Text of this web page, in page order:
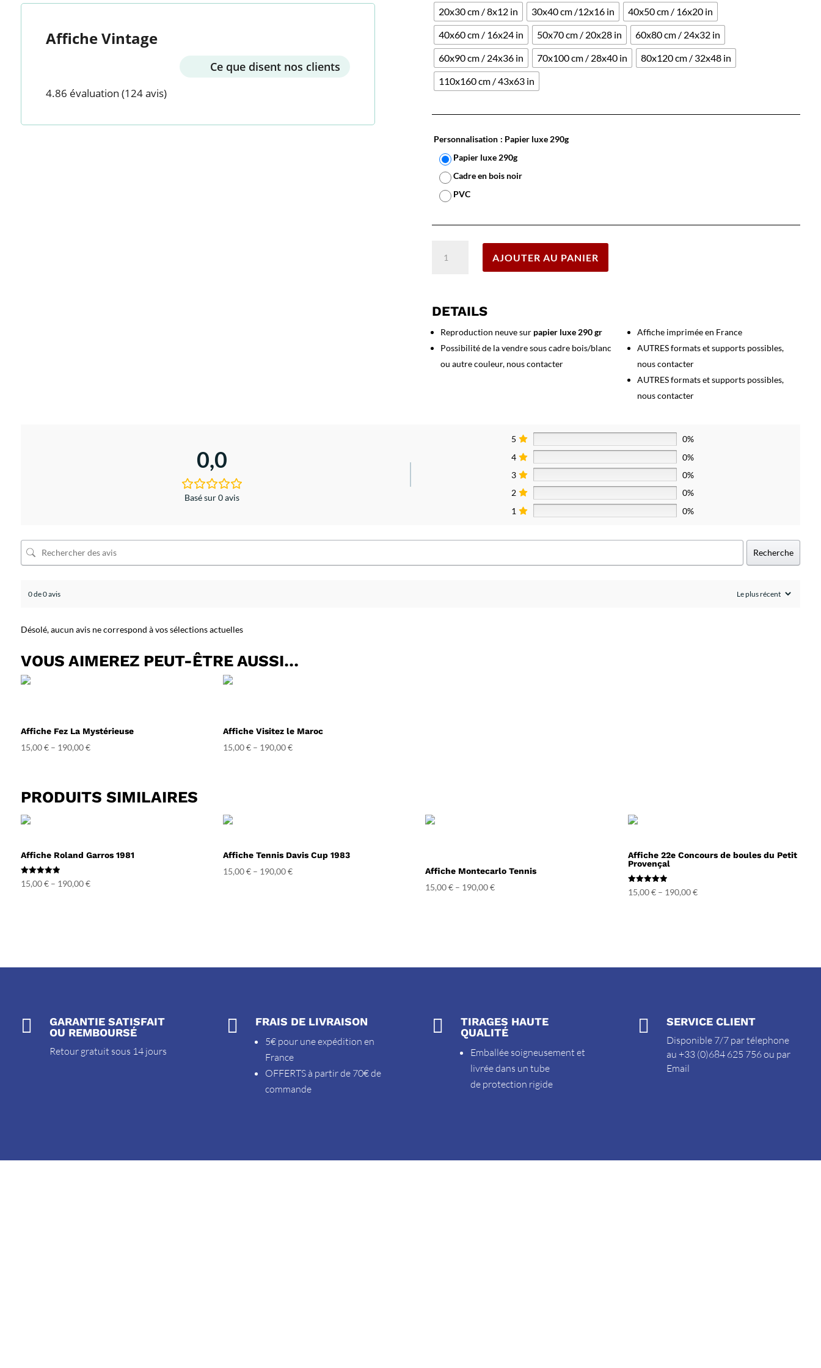
Affiche Vintage
Ce que disent nos clients
4.86 évaluation (124 avis)
20x30 cm / 8x12 in 30x40 cm /12x16 in
40x50 cm / 16x20 in
40x60 cm / 16x24 in
50x70 cm / 20x28 in
60x80 cm / 24x32 in
60x90 cm / 24x36 in
70x100 cm / 28x40 in
80x120 cm / 32x48 in
110x160 cm / 43x63 in
Personnalisation : Papier luxe 290g
Papier luxe 290g
Cadre en bois noir
PVC
AJOUTER AU PANIER
DETAILS
Reproduction neuve sur papier luxe 290 gr
Possibilité de la vendre sous cadre bois/blanc
ou autre couleur, nous contacter
Affiche imprimée en France
AUTRES formats et supports possibles,
nous contacter
AUTRES formats et supports possibles,
nous contacter
0,0
Basé sur 0 avis
5
0%
4
0%
3
0%
2
0%
1
0%
Recherche
0 de 0 avis
Désolé, aucun avis ne correspond à vos sélections actuelles
VOUS AIMEREZ PEUT-ÊTRE AUSSI…
Affiche Fez La Mystérieuse
15,00€– 190,00€
Affiche Visitez le Maroc
15,00€– 190,00€
PRODUITS SIMILAIRES
Affiche Roland Garros 1981
Note
5.00
15,00€– 190,00€
Affiche Tennis Davis Cup 1983
15,00€– 190,00€ Affiche Montecarlo Tennis
15,00€ – 190,00€
Affiche 22e Concours de boules du Petit
Provençal
Note
5.00
15,00€– 190,00€

GARANTIE SATISFAIT
OU REMBOURSÉ
Retour gratuit sous 14 jours
 FRAIS DE LIVRAISON
5€ pour une expédition en
France
OFFERTS à partir de 70€ de
commande

TIRAGES HAUTE
QUALITÉ
Emballée soigneusement et
livrée dans un tube
de protection rigide
 SERVICE CLIENT
Disponible 7/7 par télephone
au +33 (0)684 625 756 ou par
Email